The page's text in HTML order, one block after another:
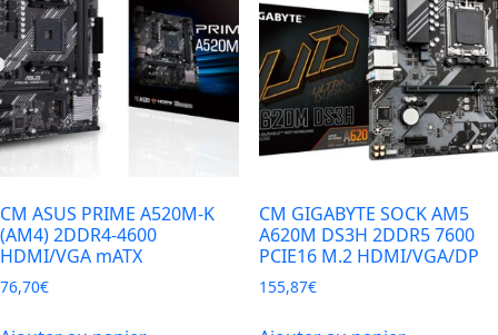
CM ASUS PRIME A520M-K
(AM4) 2DDR4-4600
HDMI/VGA mATX
76,70€
CM GIGABYTE SOCK AM5
A620M DS3H 2DDR5 7600
PCIE16 M.2 HDMI/VGA/DP
155,87€